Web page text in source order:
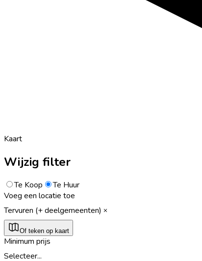
Kaart
Wijzig filter
Te Koop
Te Huur
Voeg een locatie toe
Tervuren (+ deelgemeenten)
Of teken op kaart
Minimum prijs
Selecteer...